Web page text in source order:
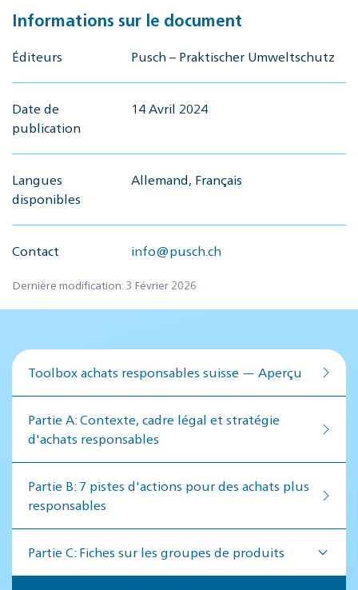
Informations sur le document
Éditeurs Pusch – Praktischer Umweltschutz
Date de
publication
14 Avril 2024
Langues
disponibles
Allemand, Français
Contact info@pusch.ch
Dernière modification: 3 Février 2026
Toolbox achats responsables suisse — Aperçu
Par­tie A: Contex­te, cadre lé­gal et stratégie
d'achats responsables
Par­tie B: 7 pistes d'actions pour des achats plus
responsables
Partie C: Fiches sur les groupes de produits